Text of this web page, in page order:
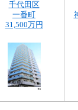
千代田区
一番町
31,500万円